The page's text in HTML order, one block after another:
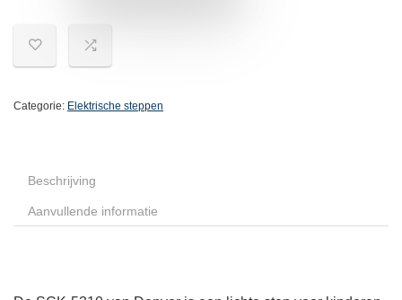
Categorie: Elektrische steppen
Beschrijving
Aanvullende informatie